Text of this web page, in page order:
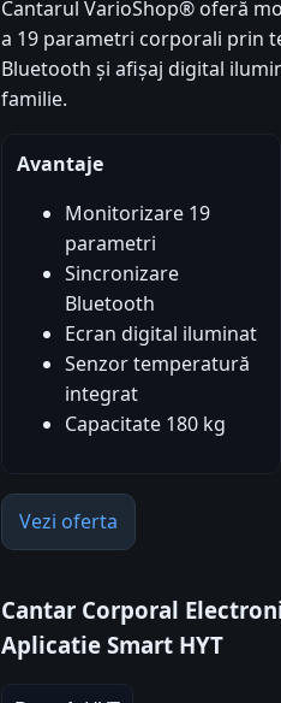
Cantarul VarioShop® oferă
a 19 parametri corporali prin
Bluetooth și afișaj digital
familie.
Avantaje
Monitorizare 19
parametri
Sincronizare
Bluetooth
Ecran digital iluminat
Senzor temperatură
integrat
Capacitate 180 kg
Vezi oferta
Cantar Corporal
Aplicatie Smart HYT